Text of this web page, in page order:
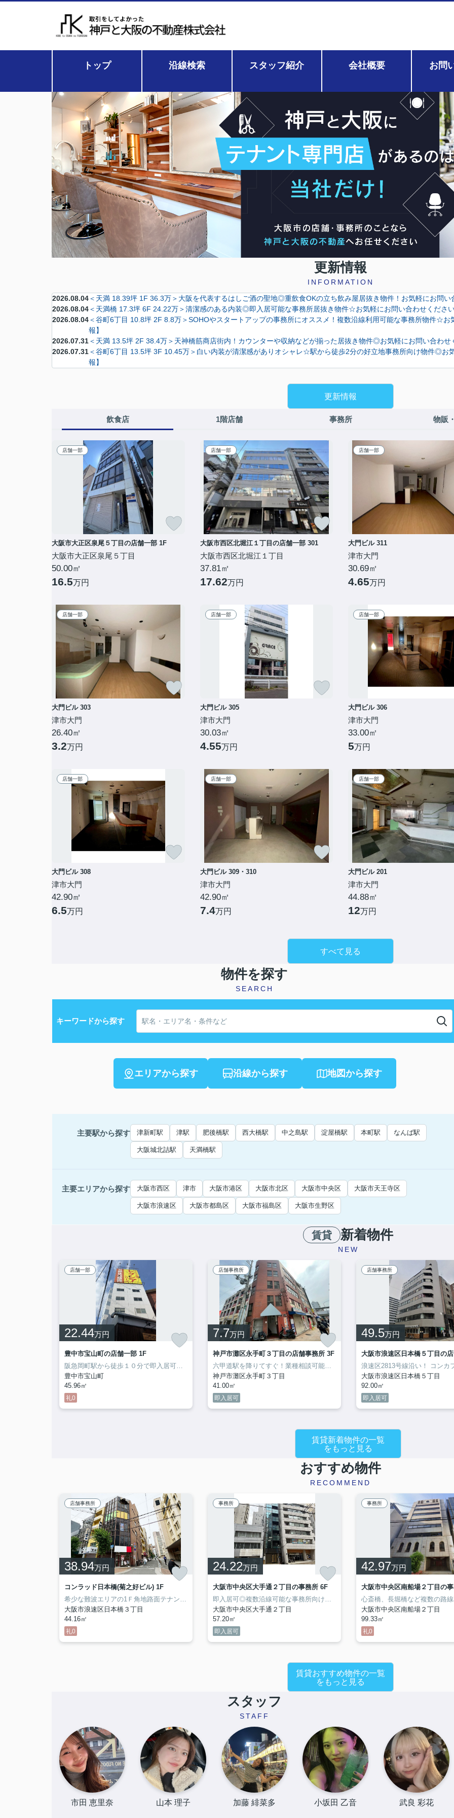
トップ 沿線検索 スタッフ紹介 会社概要 お問
更新情報
INFORMATION
2026.08.04＜天満 18.39坪 1F 36.3万＞大阪を代表するはしご酒の聖地◎重飲食OKの立ち飲み屋居抜き物件！お気軽にお問い
2026.08.04＜天満橋 17.3坪 6F 24.22万＞清潔感のある内装◎即入居可能な事務所居抜き物件☆お気軽にお問い合わせください
2026.08.04＜谷町6丁目 10.8坪 2F 8.8万＞SOHOやスタートアップの事務所にオススメ！複数沿線利用可能な事務所物件☆
報】
2026.07.31＜天満 13.5坪 2F 38.4万＞天神橋筋商店街内！カウンターや収納などが揃った居抜き物件◎お気軽にお問い合わせ
2026.07.31＜谷町6丁目 13.5坪 3F 10.45万＞白い内装が清潔感がありオシャレ☆駅から徒歩2分の好立地事務所向け物件◎お
報】
更新情報
飲食店 1階店舗 事務所 物販
店舗一部
大阪市大正区泉尾５丁目の店舗一部 1F
大阪市大正区泉尾５丁目
50.00㎡
16.5万円
店舗一部
大阪市西区北堀江１丁目の店舗一部 301
大阪市西区北堀江１丁目
37.81㎡
17.62万円
店舗一部
大門ビル 311
津市大門
30.69㎡
4.65万円
店舗一部
大門ビル 303
津市大門
26.40㎡
3.2万円
店舗一部
大門ビル 305
津市大門
30.03㎡
4.55万円
店舗一部
大門ビル 306
津市大門
33.00㎡
5万円
店舗一部
大門ビル 308
津市大門
42.90㎡
6.5万円
店舗一部
大門ビル 309・310
津市大門
42.90㎡
7.4万円
店舗一部
大門ビル 201
津市大門
44.88㎡
12万円
すべて見る
物件を探す
SEARCH
キーワードから探す
エリアから探す 沿線から探す 地図から探す
主要駅から探す 津新町駅 津駅 肥後橋駅 西大橋駅 中之島駅 淀屋橋駅 本町駅 なんば駅
大阪城北詰駅 天満橋駅
主要エリアから探す 大阪市西区 津市 大阪市港区 大阪市北区 大阪市中央区 大阪市天王寺区
大阪市浪速区 大阪市都島区 大阪市福島区 大阪市生野区
賃貸 新着物件
NEW
店舗一部
22.44万円
豊中市宝山町の店舗一部 1F
焼き鳥屋さんの居抜きテナント！
豊中市宝山町
45.96㎡
礼0
店舗事務所
7.7万円
神戸市灘区永手町３丁目の店舗事務所 3F
神戸市灘区永手町３丁目
41.00㎡
即入居可
店舗事務所
49.5万円
浪速区2813号線沿い！
コンカフェ・カ
大阪市浪速区日本橋５丁目
92.00㎡
即入居可
賃貸新着物件の一覧
をもっと見る
おすすめ物件
RECOMMEND
店舗事務所
38.94万円
コンラッド日本橋(菊之好ビル) 1F
事務所はもちろん民泊・コンカフェ・コスプレバー等店舗使用も可
大阪市浪速区日本橋３丁目
44.16㎡
礼0
事務所
24.22万円
大阪市中央区大手通２丁目の事務所 6F
大阪市中央区大手通２丁目
57.20㎡
即入居可
事務所
42.97万円
大阪市中央区南船場２丁目の
大阪市中央区南船場２丁目
99.33㎡
礼0
賃貸おすすめ物件の一覧
をもっと見る
スタッフ
STAFF
市田 恵里奈 山本 理子 加藤 緋菜多 小坂田 乙音 武良 彩花